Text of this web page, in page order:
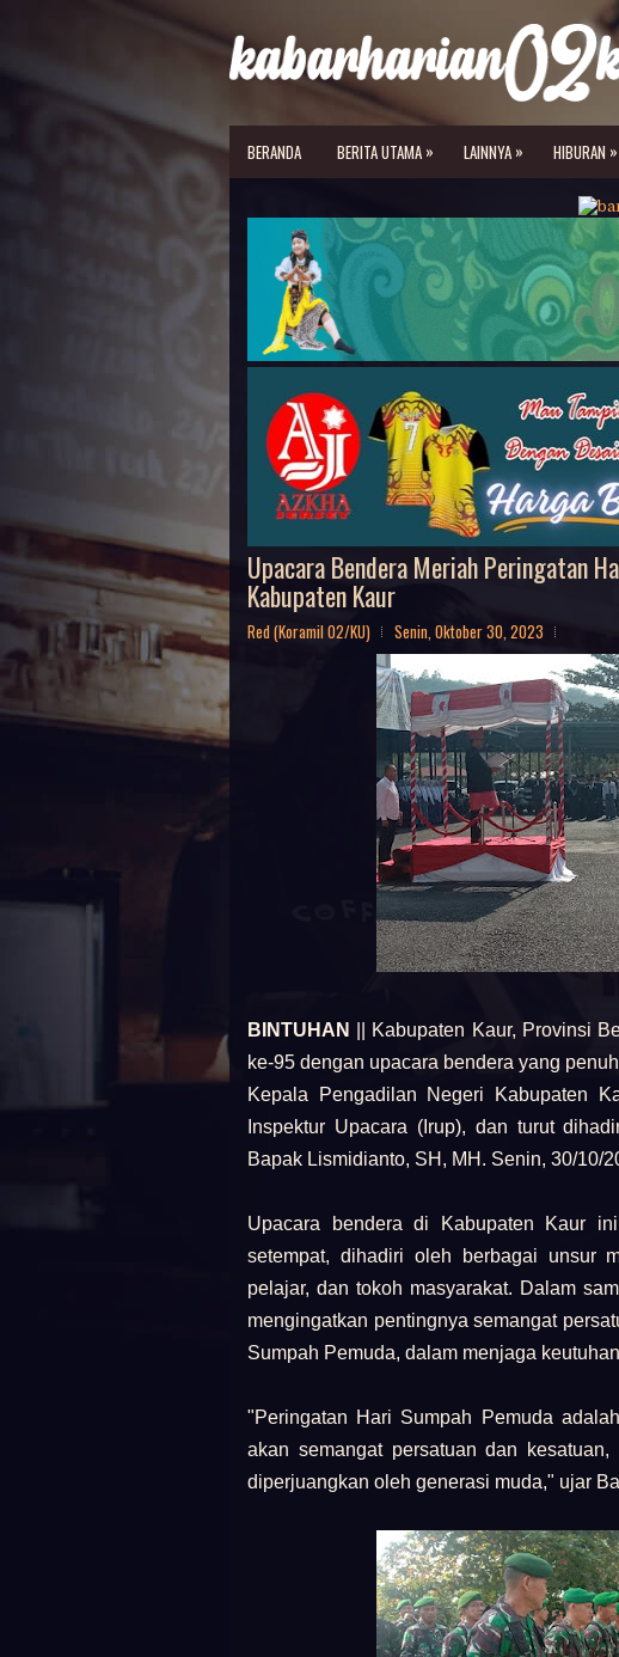
BERANDA BERITA UTAMA » LAINNYA » HIBURAN »
Upacara Bendera Meriah Peringatan
Kabupaten Kaur
Red (Koramil 02/KU) Senin, Oktober 30, 2023
BINTUHAN
|| Kabupaten Kaur, Provinsi
ke-95 dengan upacara bendera yang
Kepala Pengadilan Negeri Kabupaten
Inspektur Upacara (Irup), dan turut
Bapak Lismidianto, SH, MH. Senin, 30/10/
Upacara bendera di Kabupaten Kaur
setempat, dihadiri oleh berbagai unsur
pelajar, dan tokoh masyarakat. Dalam
mengingatkan pentingnya semangat
Sumpah Pemuda, dalam menjaga
"Peringatan Hari Sumpah Pemuda
akan semangat persatuan dan
diperjuangkan oleh generasi muda," ujar